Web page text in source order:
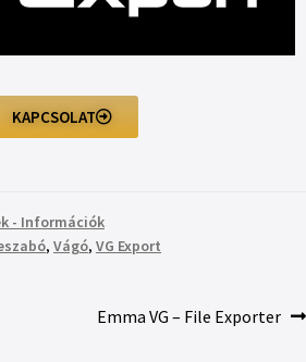
KAPCSOLAT
- Információk
, Vágó, VG Export
Emma VG – File Exporter